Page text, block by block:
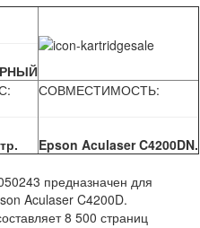
СОВМЕСТИМОСТЬ:
Epson Aculaser C4200DN.
предназначен для
Aculaser C4200D.
8 500 страниц